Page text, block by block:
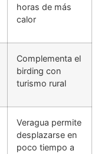
horas de más
calor
Complementa el
birding con
turismo rural
Veragua permite
desplazarse en
poco tiempo a